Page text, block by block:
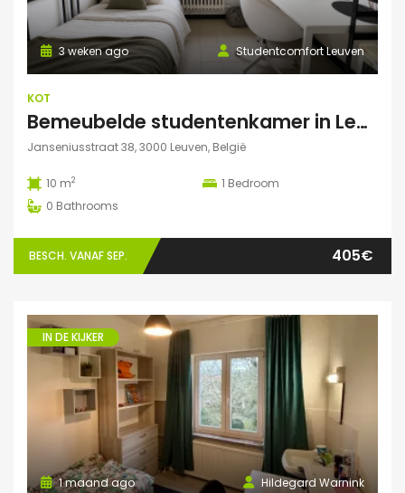
Studentcomfort Leuven
3 weken ago
KOT
Bemeubelde studentenkamer in Leuven – Regina Mundi
Janseniusstraat 38, 3000 Leuven, België
10 m2 1 Bedroom
0 Bathrooms
BESCH. VANAF SEP. 405€
IN DE KIJKER
Hildegard Warnink
1 maand ago